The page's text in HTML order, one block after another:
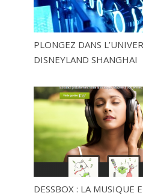
PLONGEZ DANS
DISNEYLAND SHANGHAI
DESSBOX : LA MUSIQUE